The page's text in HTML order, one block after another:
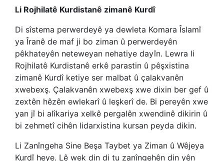
Li Rojhilatê Kurdistanê zimanê Kurdî
Di sîstema perwerdeyê ya dewleta Komara Îslamî
ya Îranê de maf ji bo ziman û perwerdeyên
pêkhateyên neteweyan nehatiye dayîn. Lewra li
Rojhilatê Kurdistanê erkê parastin û pêşxistina
zimanê Kurdî ketiye ser malbat û çalakvanên
xwebexş. Çalakvanên xwebexş xwe dixin ber gef û
zextên hêzên ewlekarî û leşkerî de. Bi pereyên xwe
yan jî bi alîkariya xelkê pergalên xwendinê dikirin û
bi zehmetî cihên lidarxistina kursan peyda dikin.
Li Zanîngeha Sine Beşa Taybet ya Ziman û Wêjeya
Kurdî heye. Lê wek din di tu zanîngehên din yên